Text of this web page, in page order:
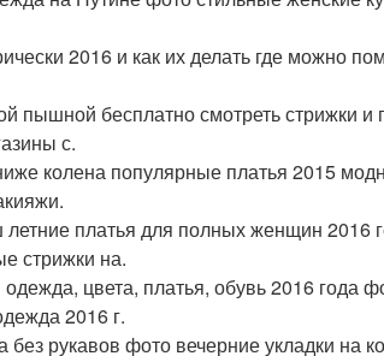
2016 и как их делать где можно
пышной бесплатно смотреть стрижки и
с.
колена популярные платья 2015
платья для полных женщин 2016
стрижки на.
цвета, платья, обувь 2016 года
2016 г.
рукавов фото вечерние укладки на